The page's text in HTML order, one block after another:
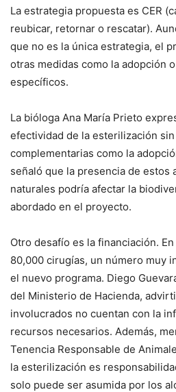
La estrategia propuesta es CER
reubicar, retornar o rescatar).
que no es la única estrategia, el
otras medidas como la adopción
específicos.
La bióloga Ana María Prieto
efectividad de la esterilización
complementarias como la
señaló que la presencia de estos
naturales podría afectar la
abordado en el proyecto.
Otro desafío es la financiación.
80,000 cirugías, un número muy
el nuevo programa. Diego
del Ministerio de Hacienda,
involucrados no cuentan con la
recursos necesarios. Además,
Tenencia Responsable de
la esterilización es
solo puede ser asumida por los